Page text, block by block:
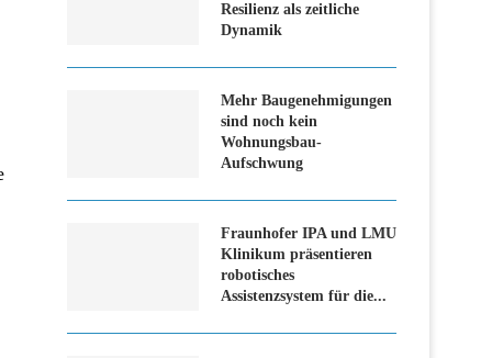
Resilienz als zeitliche
Dynamik
Mehr Baugenehmigungen
sind noch kein
Wohnungsbau-
Aufschwung
Fraunhofer IPA und LMU
Klinikum präsentieren
robotisches
Assistenzsystem für die...